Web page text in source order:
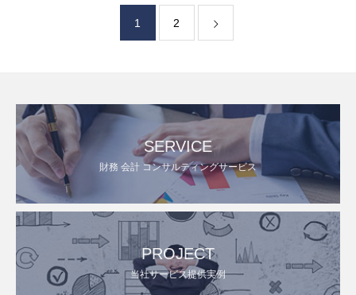
1 2
SERVICE
財務 会計 コンサルティングサービス
PROJECT
当社サービス提供実例